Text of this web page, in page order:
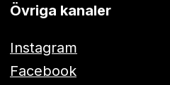
Övriga kanaler
Instagram
Facebook